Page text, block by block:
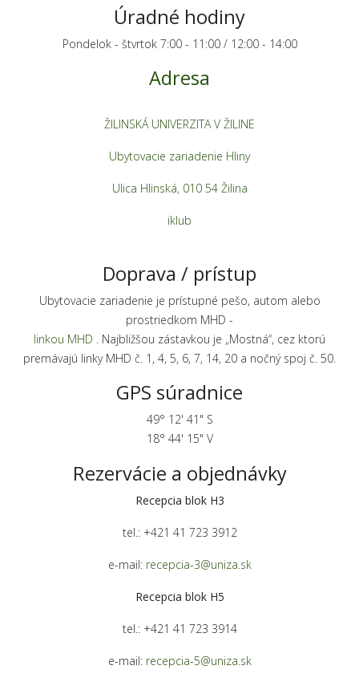
Úradné hodiny
Pondelok - štvrtok 7:00 - 11:00 / 12:00 - 14:00
Adresa
ŽILINSKÁ UNIVERZITA V ŽILINE
Ubytovacie zariadenie Hliny
Ulica Hlinská, 010 54 Žilina
iklub
Doprava / prístup
Ubytovacie zariadenie je prístupné pešo, autom alebo
prostriedkom MHD -
linkou MHD
. Najbližšou zástavkou je „Mostná“, cez ktorú
premávajú linky MHD č. 1, 4, 5, 6, 7, 14, 20 a nočný spoj č. 50.
GPS súradnice
49° 12' 41" S
18° 44' 15" V
Rezervácie a objednávky
Recepcia blok H3
tel.: +421 41 723 3912
e-mail: recepcia-3@uniza.sk
Recepcia blok H5
tel.: +421 41 723 3914
e-mail: recepcia-5@uniza.sk